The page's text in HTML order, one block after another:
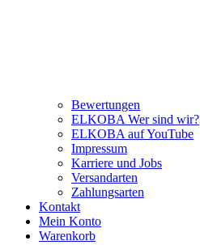
Bewertungen
ELKOBA Wer sind wir?
ELKOBA auf YouTube
Impressum
Karriere und Jobs
Versandarten
Zahlungsarten
Kontakt
Mein Konto
Warenkorb